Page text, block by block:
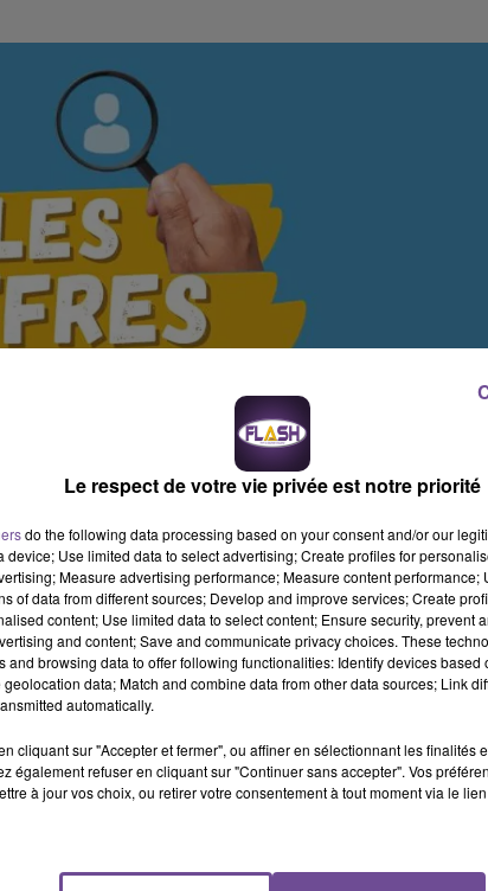
Le respect de votre vie privée est notre priorité
do the following data processing based on your consent and/or our
device; Use limited data to select advertising; Create profiles for
Measure advertising performance; Measure content performance;
of data from different sources; Develop and improve services; Create
content; Use limited data to select content; Ensure security, prevent
and content; Save and communicate privacy choices. These
and browsing data to offer following functionalities: Identify devices based
data; Match and combine data from other data sources; Link
automatically.
cliquant sur "Accepter et fermer", ou affiner en sélectionnant les finalités
également refuser en cliquant sur "Continuer sans accepter". Vos
à jour vos choix, ou retirer votre consentement à tout moment via le